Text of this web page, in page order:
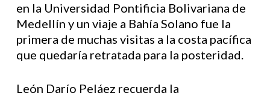
en la Universidad Pontificia Bolivariana de
Medellín y un viaje a Bahía Solano fue la
primera de muchas visitas a la costa pacífica
que quedaría retratada para la posteridad.
León Darío Peláez recuerda la